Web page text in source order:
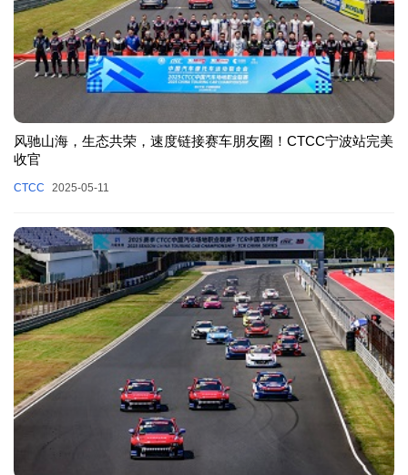
风驰山海，生态共荣，速度链接赛车朋友圈！CTCC宁波站完美
收官
CTCC 2025-05-11